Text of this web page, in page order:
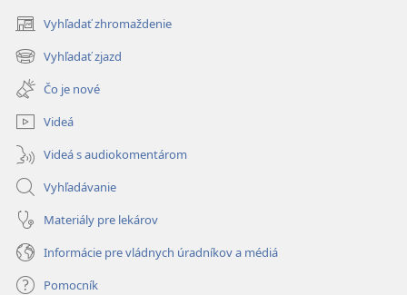
Vyhľadať zhromaždenie
(otvorí
nové
okno)
Vyhľadať zjazd
(otvorí
nové
okno)
Čo je nové
Videá
Videá s audiokomentárom
Vyhľadávanie
Materiály pre lekárov
Informácie pre vládnych úradníkov a médiá
Pomocník